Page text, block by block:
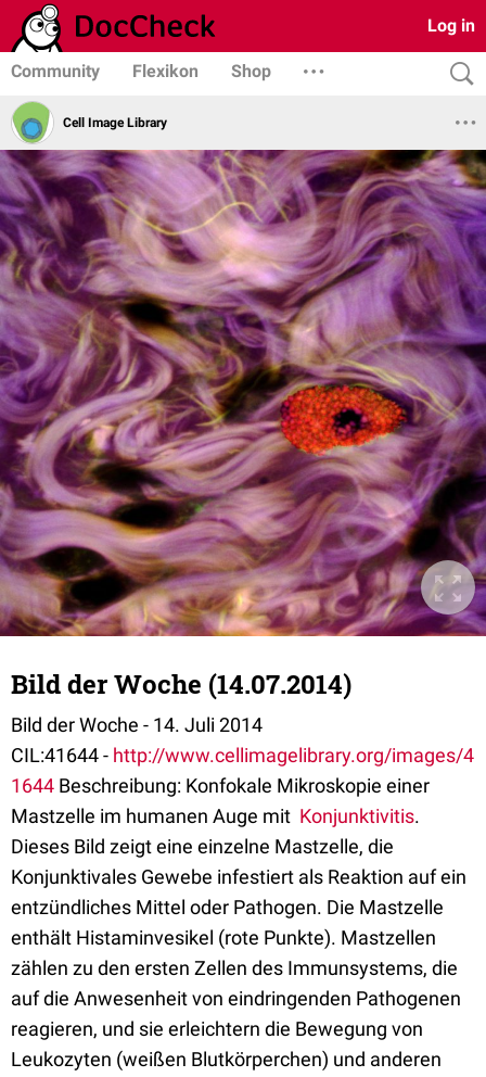
Log in
Community Flexikon Shop
Cell Image Library
Bild der Woche (14.07.2014)
Bild der Woche - 14. Juli 2014
CIL:41644 - http://www.cellimagelibrary.org/images/4
1644 Beschreibung: Konfokale Mikroskopie einer
Mastzelle im humanen Auge mit Konjunktivitis.
Dieses Bild zeigt eine einzelne Mastzelle, die
Konjunktivales Gewebe infestiert als Reaktion auf ein
entzündliches Mittel oder Pathogen. Die Mastzelle
enthält Histaminvesikel (rote Punkte). Mastzellen
zählen zu den ersten Zellen des Immunsystems, die
auf die Anwesenheit von eindringenden Pathogenen
reagieren, und sie erleichtern die Bewegung von
Leukozyten (weißen Blutkörperchen) und anderen